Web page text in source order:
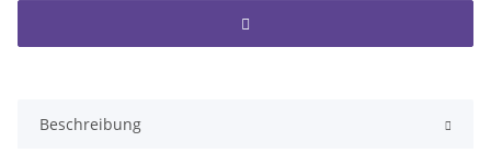
Beschreibung